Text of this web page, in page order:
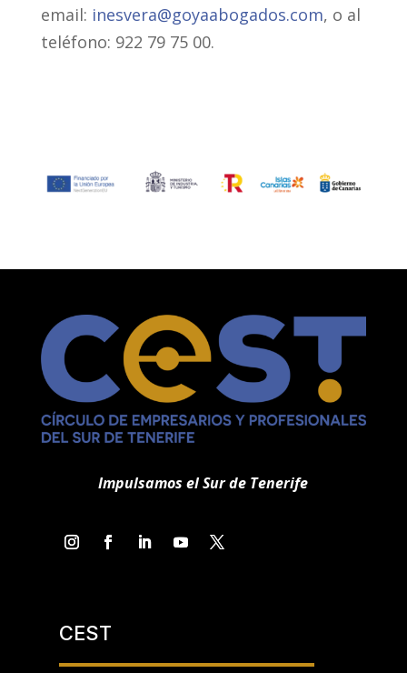
email: inesvera@goyaabogados.com, o al
teléfono: 922 79 75 00.
Impulsamos el Sur de Tenerife
CEST